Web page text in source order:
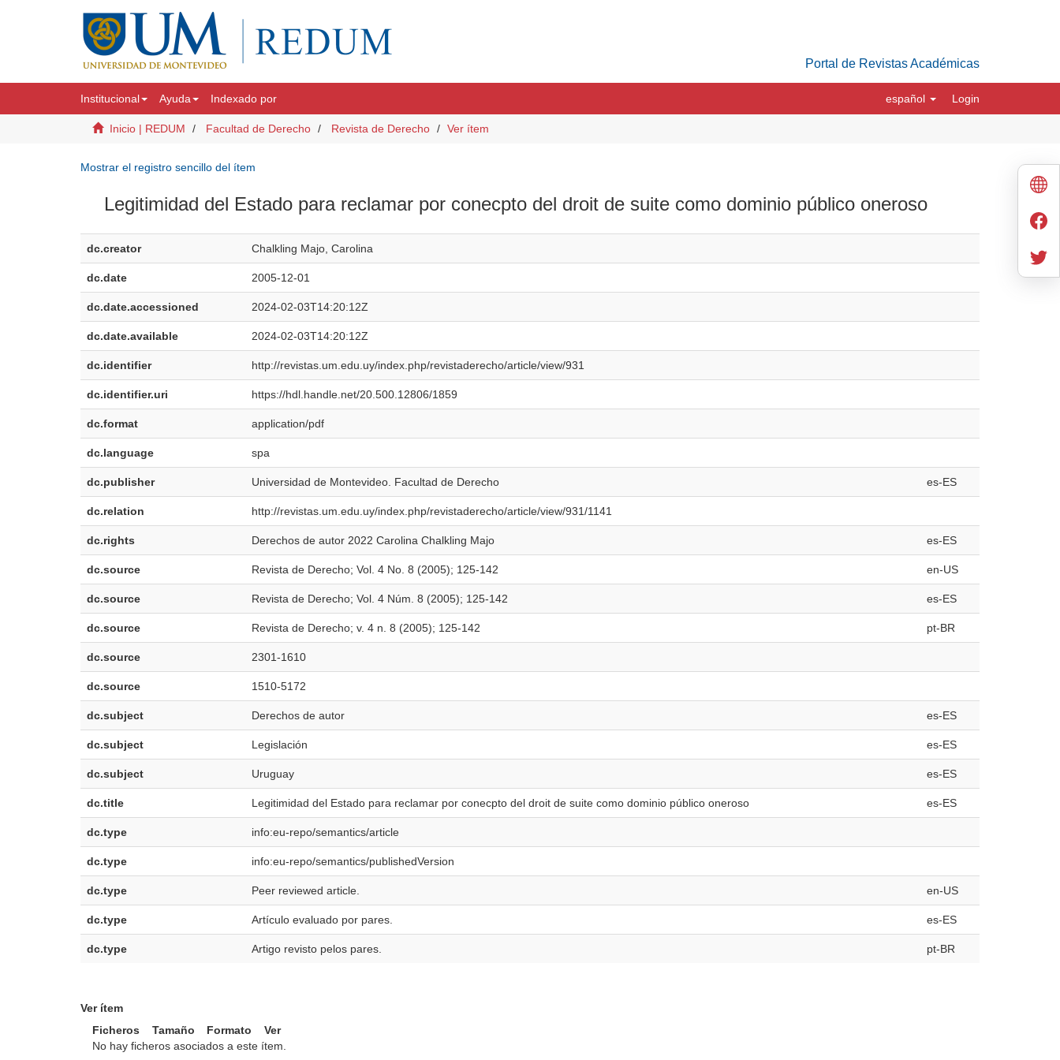
Portal de Revistas Académicas
Institucional Ayuda Indexado por español Login
Inicio | REDUM Facultad de Derecho Revista de Derecho Ver ítem
Mostrar el registro sencillo del ítem
Legitimidad del Estado para reclamar por conecpto del droit de suite como dominio público oneroso
dc.creator Chalkling Majo, Carolina
dc.date 2005-12-01
dc.date.accessioned 2024-02-03T14:20:12Z
dc.date.available 2024-02-03T14:20:12Z
dc.identifier http://revistas.um.edu.uy/index.php/revistaderecho/article/view/931
dc.identifier.uri https://hdl.handle.net/20.500.12806/1859
dc.format application/pdf
dc.language spa
dc.publisher Universidad de Montevideo. Facultad de Derecho es-ES
dc.relation http://revistas.um.edu.uy/index.php/revistaderecho/article/view/931/1141
dc.rights Derechos de autor 2022 Carolina Chalkling Majo es-ES
dc.source Revista de Derecho; Vol. 4 No. 8 (2005); 125-142 en-US
dc.source Revista de Derecho; Vol. 4 Núm. 8 (2005); 125-142 es-ES
dc.source Revista de Derecho; v. 4 n. 8 (2005); 125-142 pt-BR
dc.source 2301-1610
dc.source 1510-5172
dc.subject Derechos de autor es-ES
dc.subject Legislación es-ES
dc.subject Uruguay es-ES
dc.title Legitimidad del Estado para reclamar por conecpto del droit de suite como dominio público oneroso es-ES
dc.type info:eu-repo/semantics/article
dc.type info:eu-repo/semantics/publishedVersion
dc.type Peer reviewed article. en-US
dc.type Artículo evaluado por pares. es-ES
dc.type Artigo revisto pelos pares. pt-BR
Ver ítem
Ficheros
Tamaño Formato
Ver
No hay ficheros asociados a este ítem.